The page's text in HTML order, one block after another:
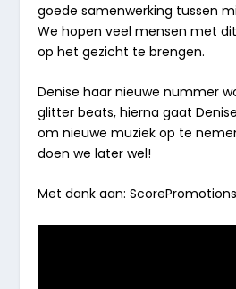
goede samenwerking tussen
We hopen veel mensen met
op het gezicht te brengen.
Denise haar nieuwe nummer
glitter beats, hierna gaat
om nieuwe muziek op te
doen we later wel!
Met dank aan: ScorePromotions